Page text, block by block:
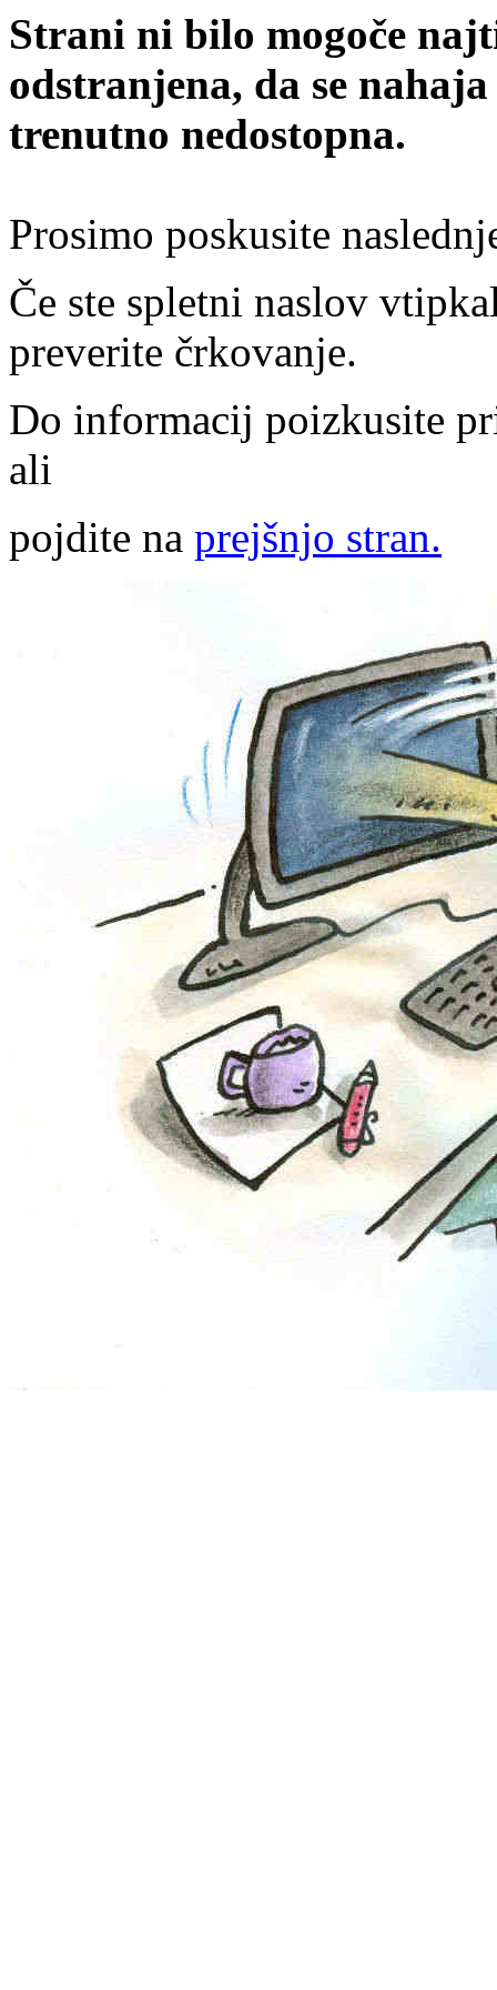
Strani ni bilo mogoče
odstranjena, da se
trenutno nedostopna.
Prosimo poskusite
Če ste spletni naslov
preverite črkovanje.
Do informacij poizkusite
ali
pojdite na prejšnjo stran.